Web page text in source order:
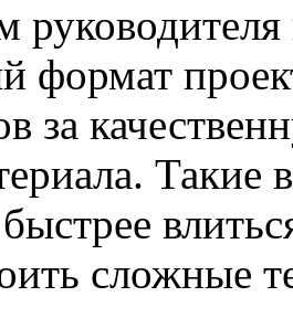
формат
за
сложные